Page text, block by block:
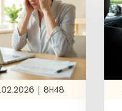
| 8H48